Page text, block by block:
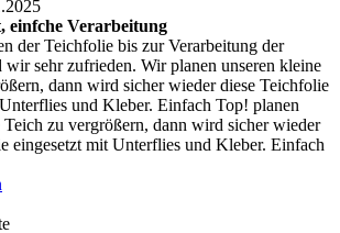
einfche Verarbeitung
der Teichfolie bis zur Verarbeitung der
sehr zufrieden. Wir planen unseren kleine
dann wird sicher wieder diese Teichfolie
und Kleber. Einfach Top! planen
Teich zu vergrößern, dann wird sicher wieder
eingesetzt mit Unterflies und Kleber. Einfach